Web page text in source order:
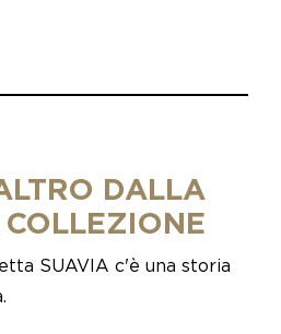
DALLA
SUAVIA c'è una storia